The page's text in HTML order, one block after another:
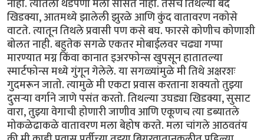
नाही. त्यातला थंडपणा मला सोसत नाही. तसेच तिथल्या बंद
खिडक्या, आतमध्ये झालेली झुरळे आणि कुंद वातावरण नकोसे
वाटते. त्यातून तिथले प्रवासी पण कसे बघ. फारसे कोणीच कोणाशी
बोलत नाही. बहुतेक सगळे एकतर मोबाईलवर चढ्या गप्पा
मारण्यात मग्न किंवा कानात इअरफोन्स खुपसून हातातल्या
स्मार्टफोन्स मध्ये गुंगून गेलेले. या सगळ्यांमुळे मी तिथे अक्षरशः
गुदमरून जातो. त्यामुळे मी एकटा प्रवास करताना शक्यतो तुझ्या
दुसऱ्या वर्गाने जाणे पसंत करतो. तिथल्या उघड्या खिडक्या, सुसाट
वारा, तुझ्या वेगाची होणारी जाणीव आणि एकूणच त्या डब्यातले
मोकळेढाकळे वातावरण मला बेहोष करते. मला चांगले आठवतंय